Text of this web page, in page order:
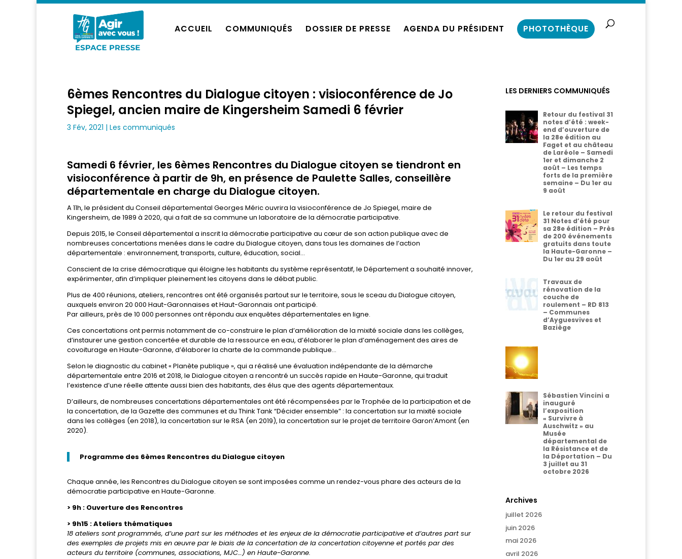
ACCUEIL COMMUNIQUÉS DOSSIER DE PRESSE AGENDA DU PRÉSIDENT PHOTOTHÈQUE
6èmes Rencontres du Dialogue citoyen : visioconférence de Jo
Spiegel, ancien maire de Kingersheim Samedi 6 février
3 Fév, 2021 | Les communiqués
Samedi 6 février, les 6èmes Rencontres du Dialogue citoyen se tiendront en
visioconférence à partir de 9h, en présence de Paulette Salles, conseillère
départementale en charge du Dialogue citoyen.
A 11h, le président du Conseil départemental Georges Méric ouvrira la visioconférence de Jo Spiegel, maire de
Kingersheim, de 1989 à 2020, qui a fait de sa commune un laboratoire de la démocratie participative.
Depuis 2015, le Conseil départemental a inscrit la démocratie participative au cœur de son action publique avec de
nombreuses concertations menées dans le cadre du Dialogue citoyen, dans tous les domaines de l’action
départementale : environnement, transports, culture, éducation, social…
Conscient de la crise démocratique qui éloigne les habitants du système représentatif, le Département a souhaité innover,
expérimenter, afin d’impliquer pleinement les citoyens dans le débat public.
Plus de 400 réunions, ateliers, rencontres ont été organisés partout sur le territoire, sous le sceau du Dialogue citoyen,
auxquels environ 20 000 Haut-Garonnaises et Haut-Garonnais ont participé.
Par ailleurs, près de 10 000 personnes ont répondu aux enquêtes départementales en ligne.
Ces concertations ont permis notamment de co-construire le plan d’amélioration de la mixité sociale dans les collèges,
d’instaurer une gestion concertée et durable de la ressource en eau, d’élaborer le plan d’aménagement des aires de
covoiturage en Haute-Garonne, d’élaborer la charte de la commande publique…
Selon le diagnostic du cabinet « Planète publique », qui a réalisé une évaluation indépendante de la démarche
départementale entre 2016 et 2018, le Dialogue citoyen a rencontré un succès rapide en Haute-Garonne, qui traduit
l’existence d’une réelle attente aussi bien des habitants, des élus que des agents départementaux.
D’ailleurs, de nombreuses concertations départementales ont été récompensées par le Trophée de la participation et de
la concertation, de la Gazette des communes et du Think Tank “Décider ensemble” : la concertation sur la mixité sociale
dans les collèges (en 2018), la concertation sur le RSA (en 2019), la concertation sur le projet de territoire Garon’Amont (en
2020).
Programme des 6èmes Rencontres du Dialogue citoyen
Chaque année, les Rencontres du Dialogue citoyen se sont imposées comme un rendez-vous phare des acteurs de la
démocratie participative en Haute-Garonne.
> 9h : Ouverture des Rencontres
> 9h15 : Ateliers thématiques
18 ateliers sont programmés, d’une part sur les méthodes et les enjeux de la démocratie participative et d’autres part sur
des exemples de projets mis en œuvre par le biais de la concertation de la concertation citoyenne et portés par des
acteurs du territoire (communes, associations, MJC…) en Haute-Garonne.
LES DERNIERS COMMUNIQUÉS
Retour du festival 31
notes d’été : week-
end d’ouverture de
la 28e édition au
Faget et au château
de Laréole – Samedi
1er et dimanche 2
août – Les temps
forts de la première
semaine – Du 1er au
9 août
Le retour du festival
31 Notes d’été pour
sa 28e édition – Près
de 200 événements
gratuits dans toute
la Haute-Garonne –
Du 1er au 29 août
Travaux de
rénovation de la
couche de
roulement – RD 813
– Communes
d’Ayguesvives et
Baziège
Sébastien Vincini a
inauguré
l’exposition
« Survivre à
Auschwitz » au
Musée
départemental de
la Résistance et de
la Déportation – Du
3 juillet au 31
octobre 2026
Archives
juillet 2026
juin 2026
mai 2026
avril 2026